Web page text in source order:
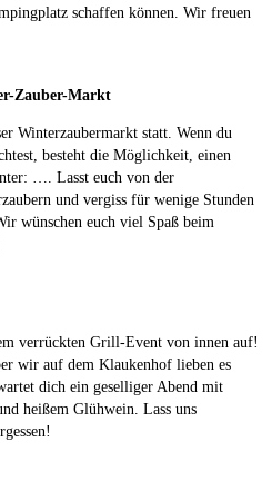
schaffen können. Wir freuen
Zauber-Markt
Winterzaubermarkt statt. Wenn du
besteht die Möglichkeit, einen
…. Lasst euch von der
und vergiss für wenige Stunden
wünschen euch viel Spaß beim
verrückten Grill-Event von innen auf!
wir auf dem Klaukenhof lieben es
dich ein geselliger Abend mit
heißem Glühwein. Lass uns